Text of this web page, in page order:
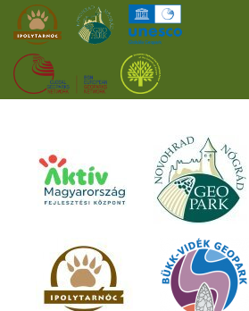
ŐSVILÁGI POMPEJI
SZOLGÁLTATÁSOK
PROGRAMOK
HÍREK